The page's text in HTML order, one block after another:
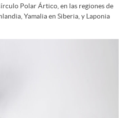
Polar Ártico, en las regiones de
Yamalia en Siberia, y Laponia